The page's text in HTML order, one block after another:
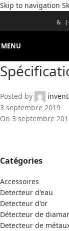
Skip to navigation
&
MENU
Posted by
3 septembre 2019
On 3 septembre
Catégories
Accessoires
Detecteur d'eau
Detecteur d'or
Détecteur de
Detecteur de